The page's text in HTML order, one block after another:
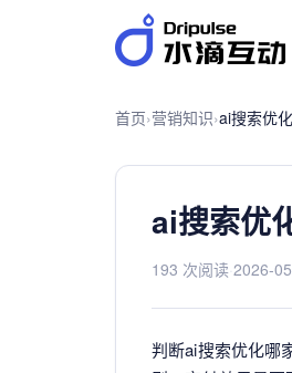
首页›营销知识›ai搜索优
ai搜索优
193 次阅读 2026-
判断ai搜索优化哪